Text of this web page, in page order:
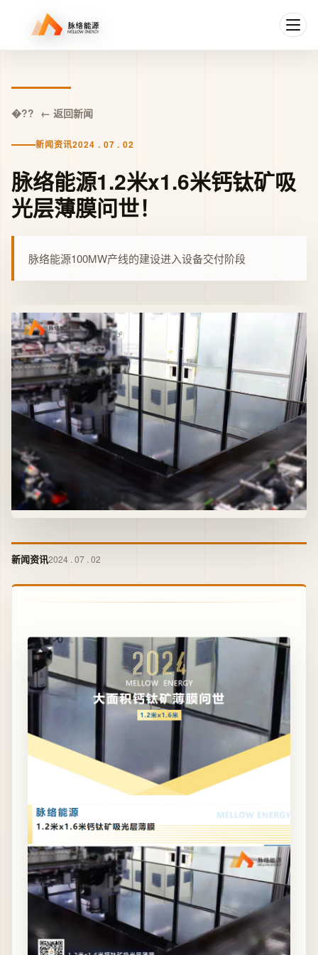
← 返回新闻
新闻资讯2024 . 07 . 02
脉络能源1.2米x1.6米钙钛矿吸
光层薄膜问世！
脉络能源100MW产线的建设进入设备交付阶段
新闻资讯2024 . 07 . 02